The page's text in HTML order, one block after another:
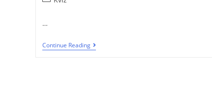
…
Continue Reading